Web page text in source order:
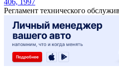
Регламент технического